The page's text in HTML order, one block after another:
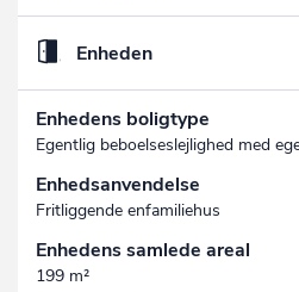
Enheden
Enhedens boligtype
Egentlig beboelseslejlighed med
Enhedsanvendelse
Fritliggende enfamiliehus
Enhedens samlede areal
199 m²